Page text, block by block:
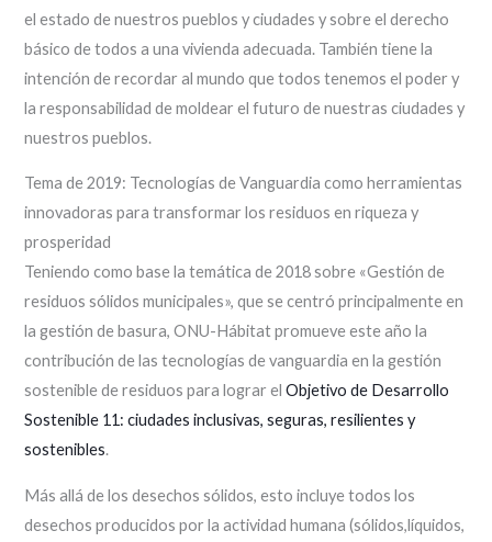
el estado de nuestros pueblos y ciudades y sobre el derecho
básico de todos a una vivienda adecuada. También tiene la
intención de recordar al mundo que todos tenemos el poder y
la responsabilidad de moldear el futuro de nuestras ciudades y
nuestros pueblos.
Tema de 2019: Tecnologías de Vanguardia como herramientas
innovadoras para transformar los residuos en riqueza y
prosperidad
Teniendo como base la temática de 2018 sobre «Gestión de
residuos sólidos municipales», que se centró principalmente en
la gestión de basura, ONU-Hábitat promueve este año la
contribución de las tecnologías de vanguardia en la gestión
sostenible de residuos para lograr elObjetivo de Desarrollo
Sostenible 11: ciudades inclusivas, seguras, resilientes y
sostenibles.
Más allá de los desechos sólidos, esto incluye todos los
desechos producidos por la actividad humana (sólidos,líquidos,